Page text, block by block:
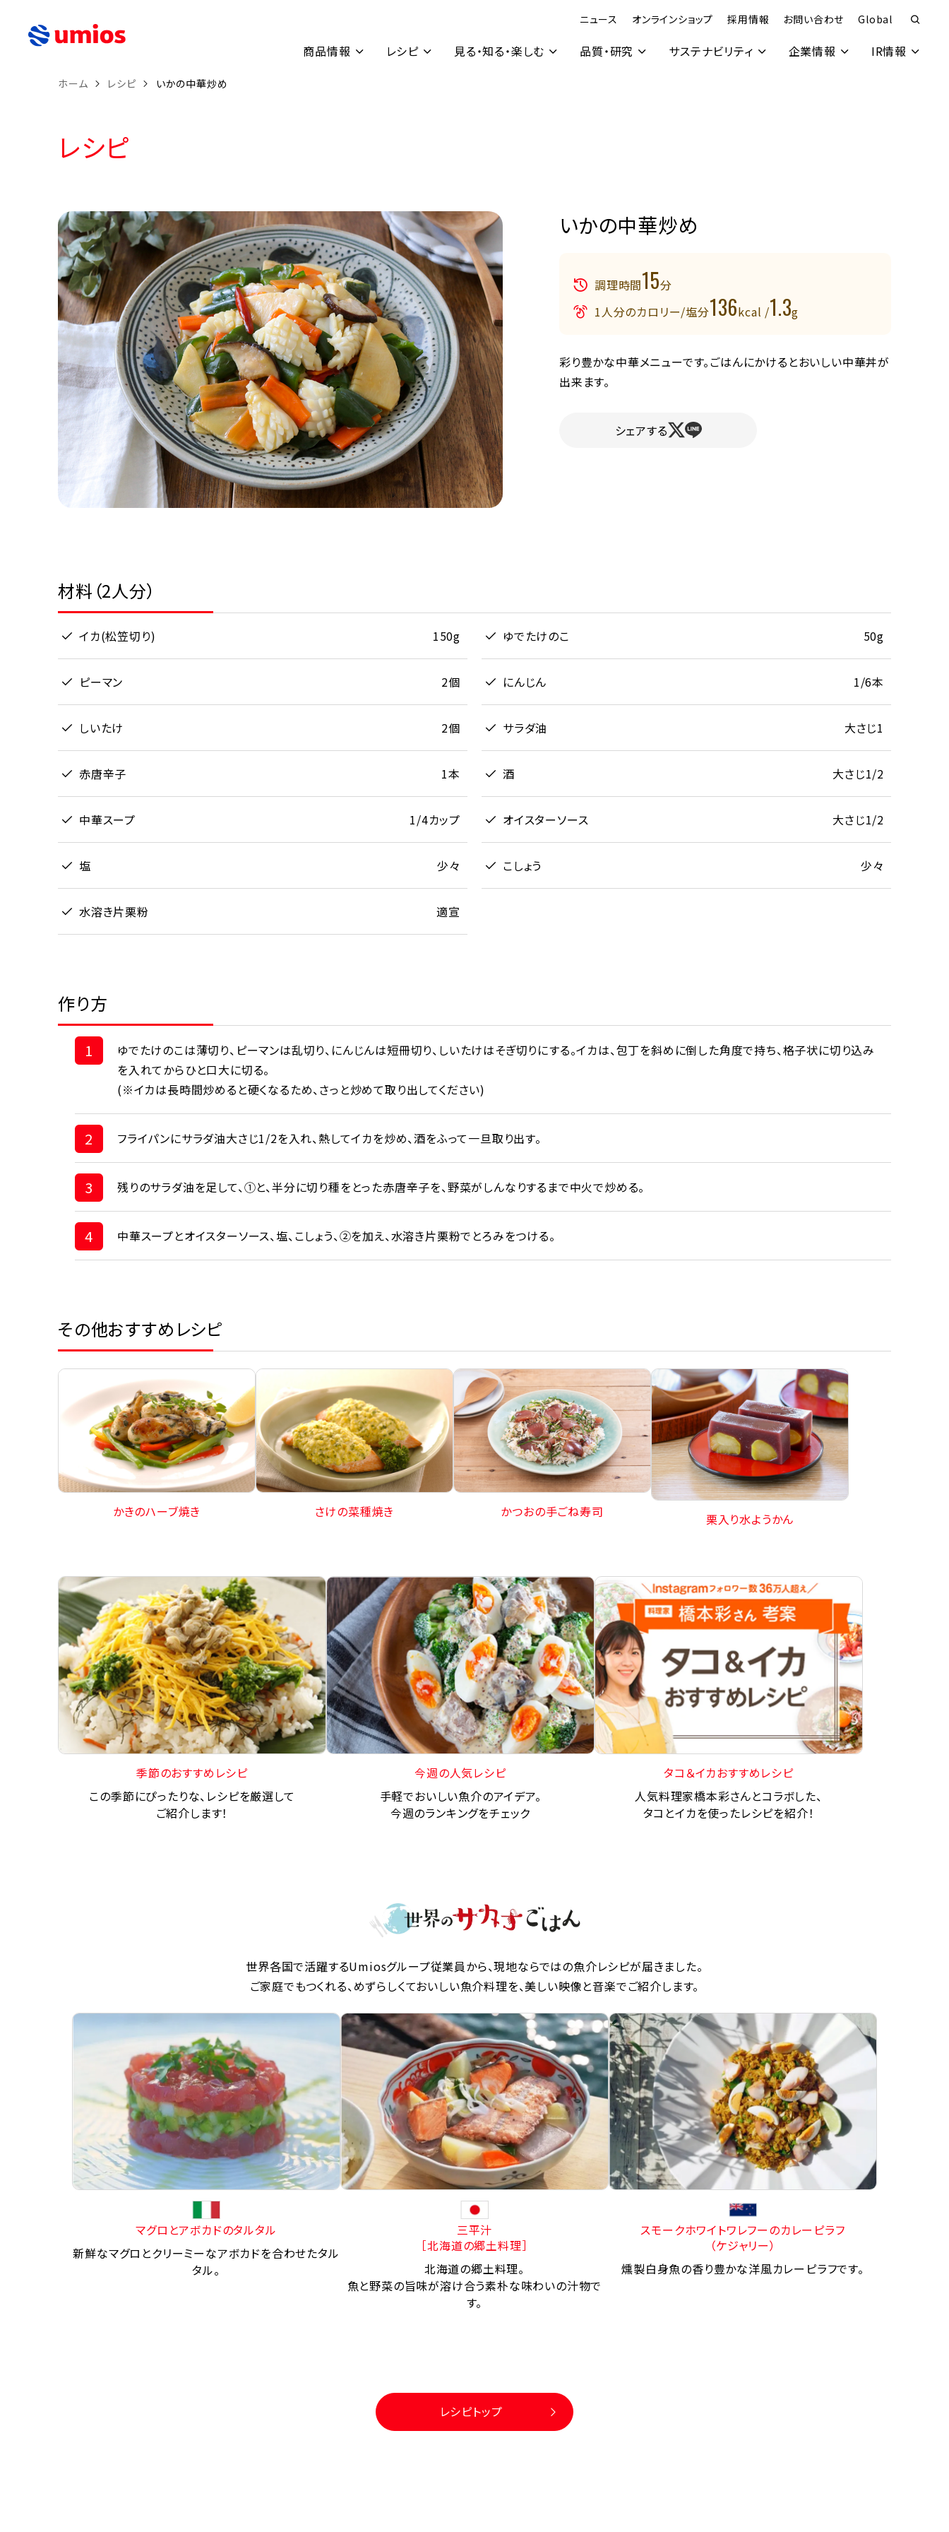
ニュース オンラインショップ 採用情報 お問い合わせ Global
商品情報 レシピ 見る・知る・楽しむ 品質・研究 サステナビリティ 企業情報 IR情報
ホーム レシピ いかの中華炒め
レシピ
いかの中華炒め
調理時間15分
1人分のカロリー/塩分136kcal /1.3g
彩り豊かな中華メニューです。ごはんにかけるとおいしい中華丼が
出来ます。
シェアする
材料（2人分）
イカ(松笠切り) 150g ゆでたけのこ 50g
ピーマン 2個 にんじん 1/6本
しいたけ 2個 サラダ油 大さじ1
赤唐辛子 1本 酒 大さじ1/2
中華スープ 1/4カップ オイスターソース 大さじ1/2
塩 少々 こしょう 少々
水溶き片栗粉 適宣
作り方
1
ゆでたけのこは薄切り、ピーマンは乱切り、にんじんは短冊切り、しいたけはそぎ切りにする。イカは、包丁を斜めに倒した角度で持ち、格子状に切り込み
を入れてからひと口大に切る。
(※イカは長時間炒めると硬くなるため、さっと炒めて取り出してください)
2 フライパンにサラダ油大さじ1/2を入れ、熱してイカを炒め、酒をふって一旦取り出す。
3 残りのサラダ油を足して、①と、半分に切り種をとった赤唐辛子を、野菜がしんなりするまで中火で炒める。
4 中華スープとオイスターソース、塩、こしょう、②を加え、水溶き片栗粉でとろみをつける。
その他おすすめレシピ
かきのハーブ焼き さけの菜種焼き かつおの手ごね寿司 栗入り水ようかん
季節のおすすめレシピ
この季節にぴったりな、レシピを厳選して
ご紹介します！
今週の人気レシピ
手軽でおいしい魚介のアイデア。
今週のランキングをチェック
タコ＆イカおすすめレシピ
人気料理家橋本彩さんとコラボした、
タコとイカを使ったレシピを紹介！
世界各国で活躍するUmiosグループ従業員から、現地ならではの魚介レシピが届きました。
ご家庭でもつくれる、めずらしくておいしい魚介料理を、美しい映像と音楽でご紹介します。
マグロとアボカドのタルタル
新鮮なマグロとクリーミーなアボカドを合わせたタル
タル。
三平汁
［北海道の郷土料理］
北海道の郷土料理。
魚と野菜の旨味が溶け合う素朴な味わいの汁物で
す。
スモークホワイトワレフーのカレーピラフ
（ケジャリー）
燻製白身魚の香り豊かな洋風カレーピラフです。
レシピトップ